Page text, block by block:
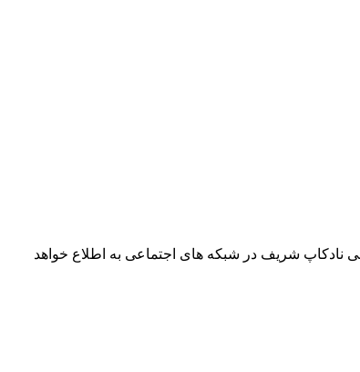
نادکاپ شریف در شبکه های اجتماعی به اطلاع خواهد